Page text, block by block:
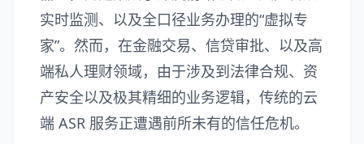
实时监测、以及全口径业务办理的“虚拟专
家”。然而，在金融交易、信贷审批、以及高
端私人理财领域，由于涉及到法律合规、资
产安全以及极其精细的业务逻辑，传统的云
端 ASR 服务正遭遇前所未有的信任危机。